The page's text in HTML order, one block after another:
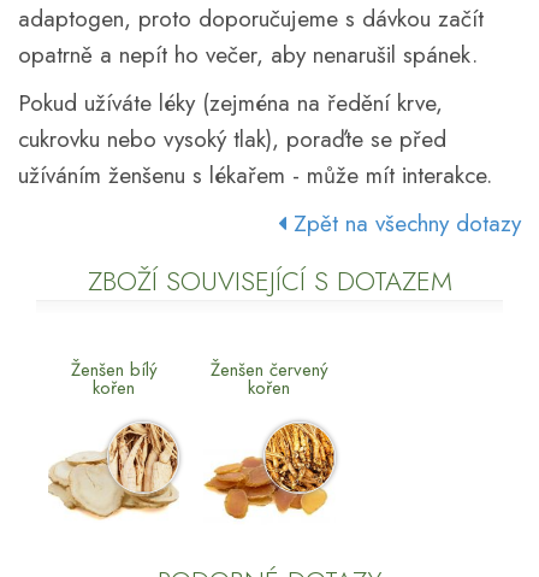
adaptogen, proto doporučujeme s dávkou začít
opatrně a nepít ho večer, aby nenarušil spánek.
Pokud užíváte léky (zejména na ředění krve,
cukrovku nebo vysoký tlak), poraďte se před
užíváním ženšenu s lékařem - může mít interakce.
Zpět na všechny dotazy
ZBOŽÍ SOUVISEJÍCÍ S DOTAZEM
Ženšen bílý
kořen
Ženšen červený
kořen